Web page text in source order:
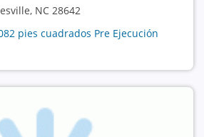
NC 28642
pies cuadrados Pre Ejecución